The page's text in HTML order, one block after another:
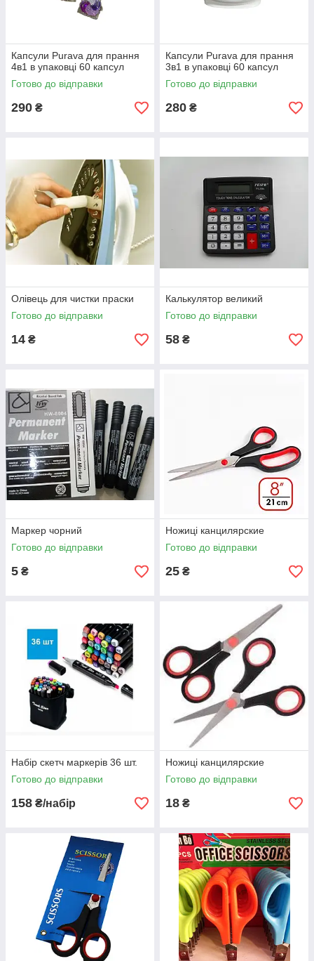
Капсули Рurava для прання
4в1 в упаковці 60 капсул
Готово до відправки
290 ₴
Капсули Рurava для прання
3в1 в упаковці 60 капсул
Готово до відправки
280 ₴
Олівець для чистки праски
Готово до відправки
14 ₴
Калькулятор великий
Готово до відправки
58 ₴
Маркер чорний
Готово до відправки
5 ₴
Ножиці канцилярские
Готово до відправки
25 ₴
Набір скетч маркерів 36 шт.
Готово до відправки
158 ₴/набір
Ножиці канцилярские
Готово до відправки
18 ₴